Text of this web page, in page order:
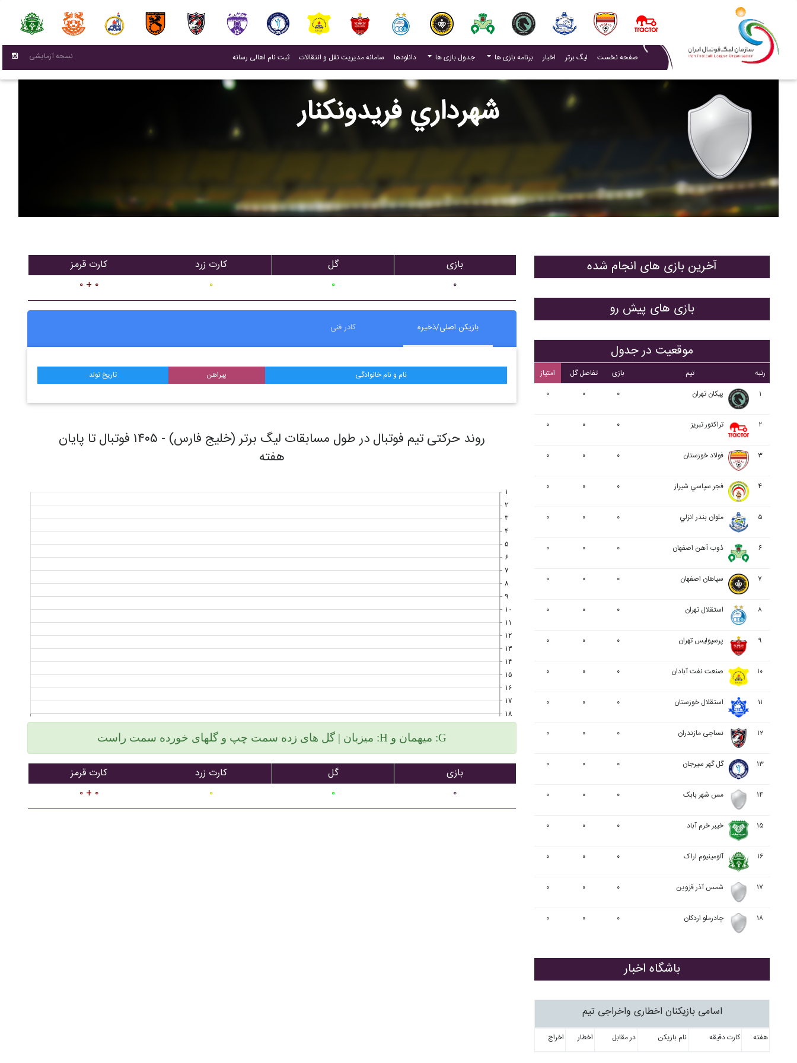
صفحه نخست لیگ برتر اخبار(current) برنامه بازی ها جدول بازی ها دانلودها سامانه مدیریت نقل و انتقالات
(current) ثبت نام اهالی رسانه
(current) نسحه آزمایشی
شهرداري فريدونکنار
آخرین بازی های انجام شده
بازی های پیش رو
موقعیت در جدول
رتبه تیم بازی تفاضل گل
امتیاز
۱
پيکان تهران ۰ ۰ ۰
۲ تراکتور تبریز ۰ ۰ ۰
۳ فولاد خوزستان ۰ ۰ ۰
۴ فجر سپاسي شیراز ۰ ۰ ۰
۵ ملوان بندر انزلي ۰ ۰ ۰
۶ ذوب آهن اصفهان ۰ ۰ ۰
۷ سپاهان اصفهان ۰ ۰ ۰
۸ استقلال تهران ۰ ۰ ۰
۹ پرسپولیس تهران ۰ ۰ ۰
۱۰ صنعت نفت آبادان ۰ ۰ ۰
۱۱ استقلال خوزستان ۰ ۰ ۰
۱۲ نساجی مازندران ۰ ۰ ۰
۱۳ گل گهر سیرجان ۰ ۰ ۰
۱۴ مس شهر بابک ۰ ۰ ۰
۱۵ خيبر خرم آباد ۰ ۰ ۰
۱۶ آلومينيوم اراک ۰ ۰ ۰
۱۷ شمس آذر قزوین ۰ ۰ ۰
۱۸ چادرملو اردکان ۰ ۰ ۰
باشگاه اخبار
اسامی بازیکنان اخطاری واخراجی تیم
هفته کارت دقیقه نام بازیکن در مقابل اخطار اخراج
بازی
۰
گل
۰
کارت زرد
۰
کارت قرمز
۰ + ۰
بازیکن اصلی/ذخیره کادر فنی
نام و نام خانوادگی پیراهن تاریخ تولد
روند حرکتی تیم فوتبال در طول مسابقات ليگ برتر (خليج فارس) - ۱۴۰۵ فوتبال تا پایان
هفته
۱
۲
۳
۴
۵
۶
۷
۸
۹
۱۰
۱۱
۱۲
۱۳
۱۴
۱۵
۱۶
۱۷
۱۸
میزبان | گل های زده سمت چپ و گلهای خورده سمت راست :H میهمان و :G
بازی
۰
گل
۰
کارت زرد
۰
کارت قرمز
۰ + ۰